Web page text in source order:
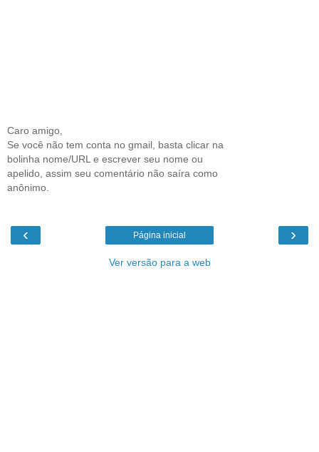
Caro amigo,
Se você não tem conta no gmail, basta clicar na
bolinha nome/URL e escrever seu nome ou
apelido, assim seu comentário não saíra como
anônimo.
‹ ›
Página inicial
Ver versão para a web